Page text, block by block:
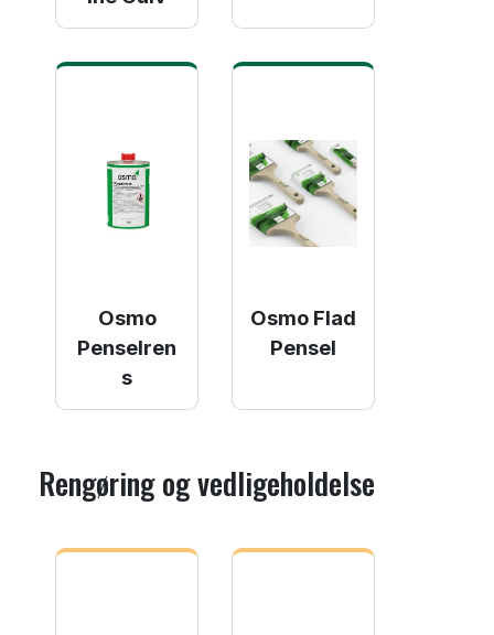
Osmo
Penselren
s
Osmo Flad
Pensel
Rengøring og vedligeholdelse